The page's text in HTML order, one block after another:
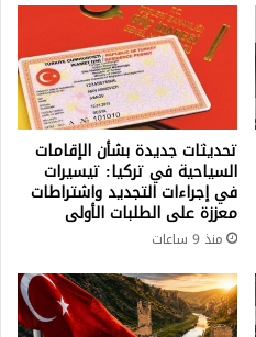
تحديثات جديدة بشأن الإقامات
السياحية في تركيا: تيسيرات
في إجراءات التجديد واشتراطات
معززة على الطلبات الأولى
منذ 9 ساعات